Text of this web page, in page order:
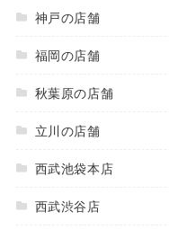
神戸の店舗
福岡の店舗
秋葉原の店舗
立川の店舗
西武池袋本店
西武渋谷店